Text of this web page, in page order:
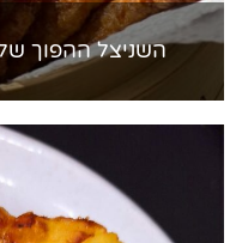
השניצל ההפוך